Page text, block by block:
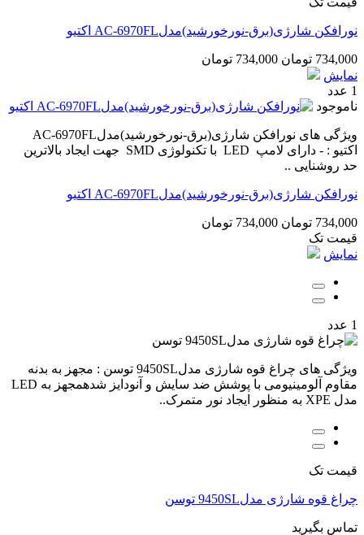
نورافکن شارژی(برق-نورخورشید)مدلAC-6970FL اکتیو
734,000 تومان
734,000 تومان
نمایش
1 عدد
ناموجود
ویژگی های نورافکن شارژی(برق-نورخورشید)مدلAC-6970FL
اکتیو : - دارای لامپ LED با تکنولوژی SMD جهت ایجاد بالاترین
حد روشنایی ..
نورافکن شارژی(برق-نورخورشید)مدلAC-6970FL اکتیو
734,000 تومان
734,000 تومان
قیمت تک
نمایش
1 عدد
ویژگی های چراغ قوه شارژی مدل9450SL توسن : مجهز به بدنه
مقاوم آلومینیومی با پوشش ضد سایش و آنودایز شدهمجهز به LED
مدل XPE به منظور ایجاد نور متمرک..
قیمت تک
چراغ قوه شارژی مدل9450SL توسن
تماس بگیرید